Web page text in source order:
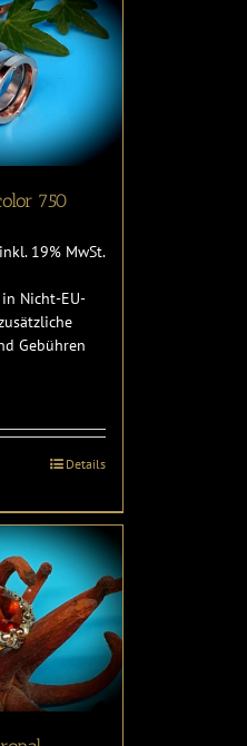
750
inkl. 19% MwSt.
Nicht-EU-
Gebühren
Details